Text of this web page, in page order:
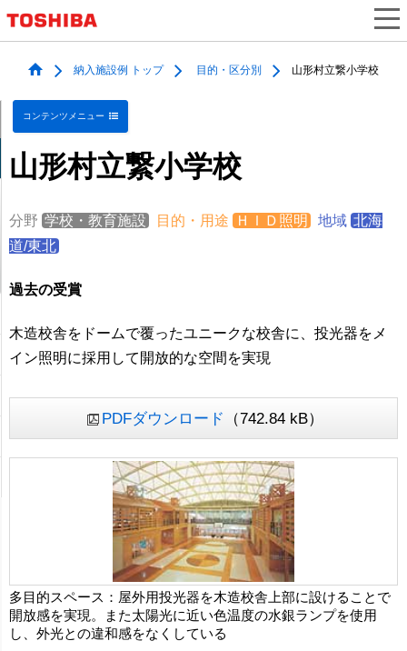
納入施設例 トップ 目的・区分別 山形村立繋小学校
コンテンツメニュー
山形村立繋小学校
分野 学校・教育施設 目的・用途 ＨＩＤ照明 地域 北海
道/東北
過去の受賞
木造校舎をドームで覆ったユニークな校舎に、投光器をメ
イン照明に採用して開放的な空間を実現
PDFダウンロード （742.84 kB）
多目的スペース：屋外用投光器を木造校舎上部に設けることで
開放感を実現。また太陽光に近い色温度の水銀ランプを使用
し、外光との違和感をなくしている